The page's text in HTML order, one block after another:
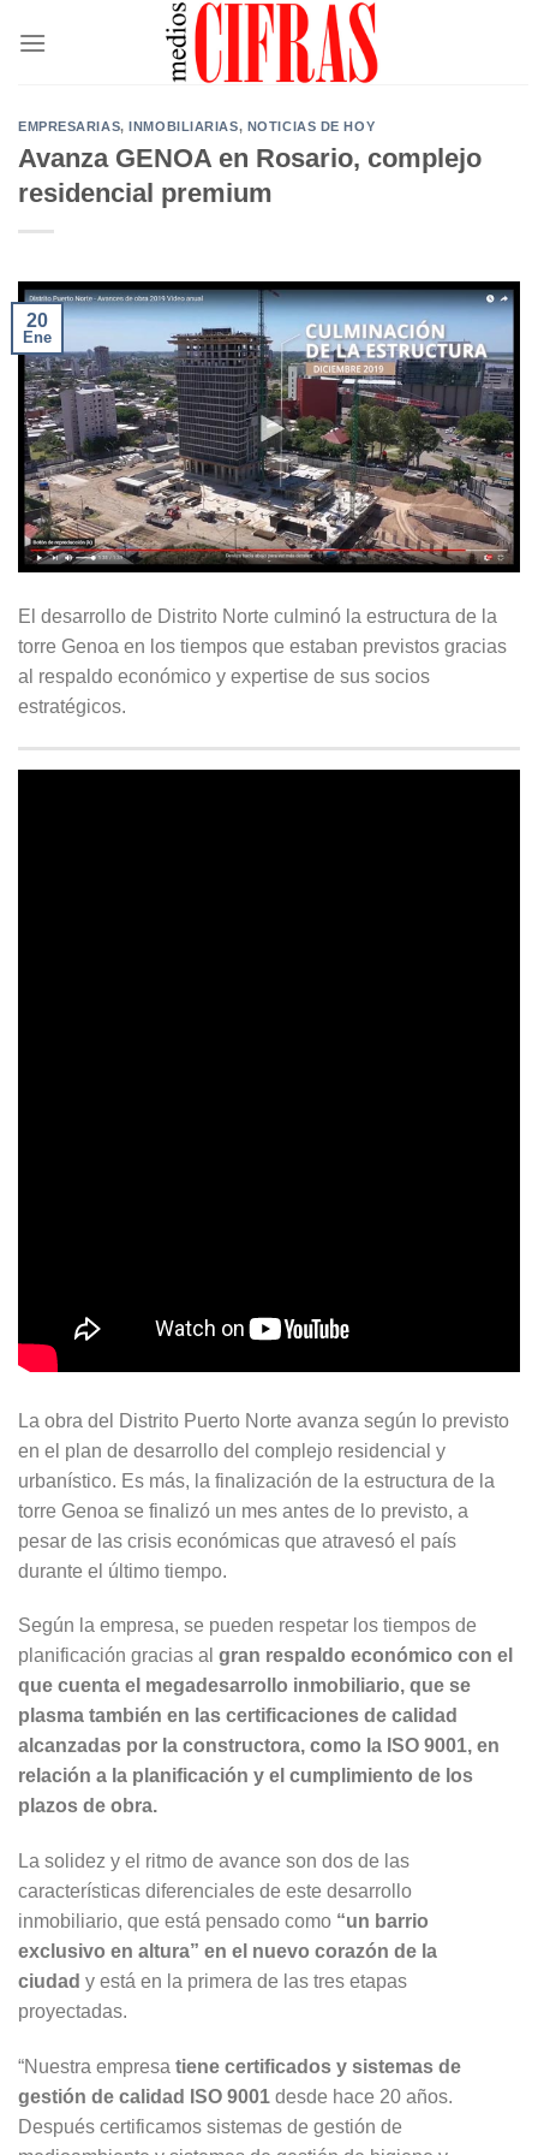
EMPRESARIAS,INMOBILIARIAS, NOTICIAS DE HOY
Avanza GENOA en Rosario, complejo
residencial premium
20
Ene
El desarrollo de Distrito Norte culminó la estructura de la
torre Genoa en los tiempos que estaban previstos gracias
al respaldo económico y expertise de sus socios
estratégicos.
La obra del Distrito Puerto Norte avanza según lo previsto
en el plan de desarrollo del complejo residencial y
urbanístico. Es más, la finalización de la estructura de la
torre Genoa se finalizó un mes antes de lo previsto, a
pesar de las crisis económicas que atravesó el país
durante el último tiempo.
Según la empresa, se pueden respetar los tiempos de
planificación gracias al gran respaldo económico con el
que cuenta el megadesarrollo inmobiliario, que se
plasma también en las certificaciones de calidad
alcanzadas por la constructora, como la ISO 9001, en
relación a la planificación y el cumplimiento de los
plazos de obra.
La solidez y el ritmo de avance son dos de las
características diferenciales de este desarrollo
inmobiliario, que está pensado como “un barrio
exclusivo en altura” en el nuevo corazón de la
ciudad y está en la primera de las tres etapas
proyectadas.
“Nuestra empresa tiene certificados y sistemas de
gestión de calidad ISO 9001 desde hace 20 años.
Después certificamos sistemas de gestión de